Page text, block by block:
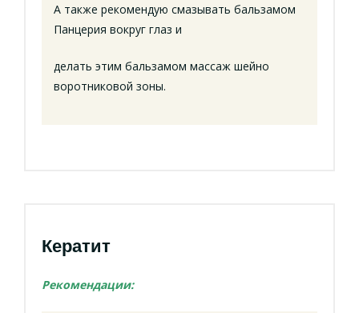
А также рекомендую смазывать бальзамом
Панцерия вокруг глаз и
делать этим бальзамом массаж шейно
воротниковой зоны.
Кератит
Рекомендации: